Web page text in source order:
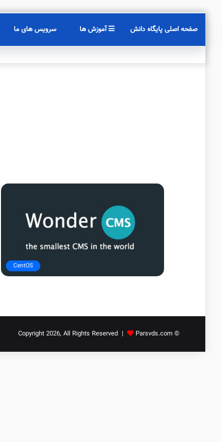
سرویس های ما آموزش ها صفحه اصلی پایگاه دانش
CentOS
© Copyright 2026, All Rights Reserved |
Parsvds.com